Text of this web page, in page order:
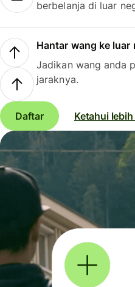
berbelanja di luar
Hantar wang ke luar
Jadikan wang anda
jaraknya.
Daftar Ketahui